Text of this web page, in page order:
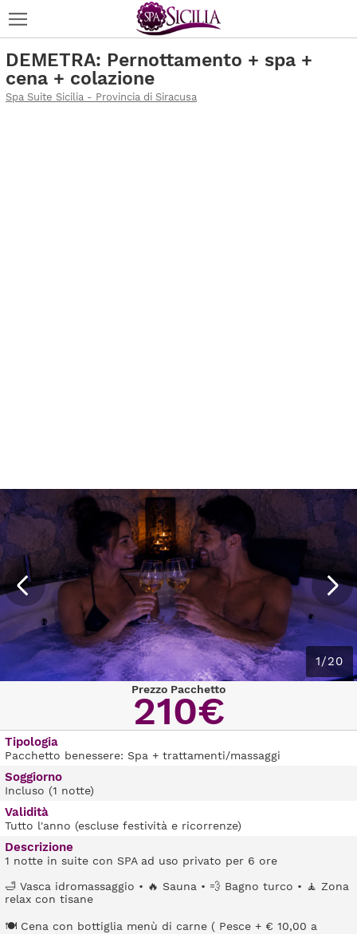
DEMETRA: Pernottamento + spa +
cena + colazione
Spa Suite Sicilia - Provincia di Siracusa
1/20
Prezzo Pacchetto
210€
Tipologia
Pacchetto benessere: Spa + trattamenti/massaggi
Soggiorno
Incluso (1 notte)
Validità
Tutto l'anno (escluse festività e ricorrenze)
Descrizione
1 notte in suite con SPA ad uso privato per 6 ore
🛁 Vasca idromassaggio • 🔥 Sauna • 💨 Bagno turco • 🧘 Zona
relax con tisane
🍽️ Cena con bottiglia menù di carne ( Pesce + € 10,00 a